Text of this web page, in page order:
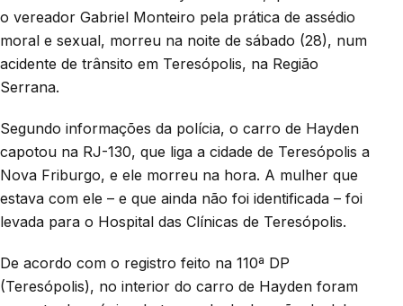
o vereador Gabriel Monteiro pela prática de assédio
moral e sexual, morreu na noite de sábado (28), num
acidente de trânsito em Teresópolis, na Região
Serrana.
Segundo informações da polícia, o carro de Hayden
capotou na RJ-130, que liga a cidade de Teresópolis a
Nova Friburgo, e ele morreu na hora. A mulher que
estava com ele – e que ainda não foi identificada – foi
levada para o Hospital das Clínicas de Teresópolis.
De acordo com o registro feito na 110ª DP
(Teresópolis), no interior do carro de Hayden foram